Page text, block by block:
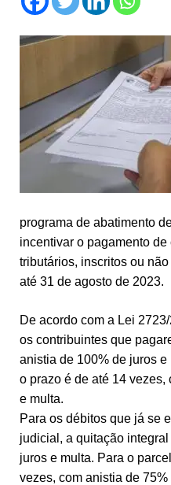
programa de abatimento
incentivar o pagamento
tributários, inscritos ou
até 31 de agosto de 2023.
De acordo com a Lei
os contribuintes que
anistia de 100% de juros
o prazo é de até 14
e multa.
Para os débitos que já se
judicial, a quitação
juros e multa. Para o
vezes, com anistia de